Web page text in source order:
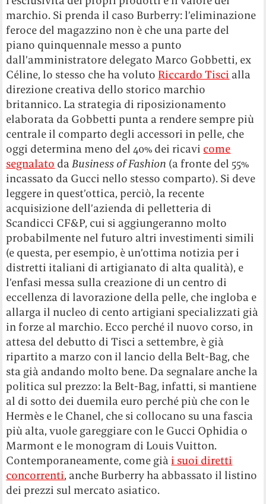
marchio. Si prenda il caso Burberry: l’eliminazione
feroce del magazzino non è che una parte del
piano quinquennale messo a punto
dall’amministratore delegato Marco Gobbetti, ex
Céline, lo stesso che ha voluto Riccardo Tisci alla
direzione creativa dello storico marchio
britannico. La strategia di riposizionamento
elaborata da Gobbetti punta a rendere sempre più
centrale il comparto degli accessori in pelle, che
oggi determina meno del 40% dei ricavi come
segnalato daBusiness of Fashion (a fronte del 55%
incassato da Gucci nello stesso comparto). Si deve
leggere in quest’ottica, perciò, la recente
acquisizione dell’azienda di pelletteria di
Scandicci CF&P, cui si aggiungeranno molto
probabilmente nel futuro altri investimenti simili
(e questa, per esempio, è un’ottima notizia per i
distretti italiani di artigianato di alta qualità), e
l’enfasi messa sulla creazione di un centro di
eccellenza di lavorazione della pelle, che ingloba e
allarga il nucleo di cento artigiani specializzati già
in forze al marchio. Ecco perché il nuovo corso, in
attesa del debutto di Tisci a settembre, è già
ripartito a marzo con il lancio della Belt-Bag, che
sta già andando molto bene. Da segnalare anche la
politica sul prezzo: la Belt-Bag, infatti, si mantiene
al di sotto dei duemila euro perché più che con le
Hermès e le Chanel, che si collocano su una fascia
più alta, vuole gareggiare con le Gucci Ophidia o
Marmont e le monogram di Louis Vuitton.
Contemporaneamente, come già i suoi diretti
concorrenti, anche Burberry ha abbassato il listino
dei prezzi sul mercato asiatico.